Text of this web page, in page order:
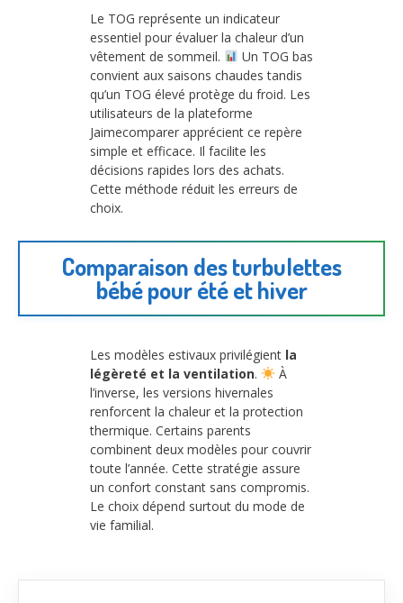
Le TOG représente un indicateur
essentiel pour évaluer la chaleur d’un
vêtement de sommeil.
Un TOG bas
convient aux saisons chaudes tandis
qu’un TOG élevé protège du froid. Les
utilisateurs de la plateforme
Jaimecomparer apprécient ce repère
simple et efficace. Il facilite les
décisions rapides lors des achats.
Cette méthode réduit les erreurs de
choix.
Comparaison des turbulettes
bébé pour été et hiver
Les modèles estivaux privilégient la
légèreté et la ventilation.
À
l’inverse, les versions hivernales
renforcent la chaleur et la protection
thermique. Certains parents
combinent deux modèles pour couvrir
toute l’année. Cette stratégie assure
un confort constant sans compromis.
Le choix dépend surtout du mode de
vie familial.